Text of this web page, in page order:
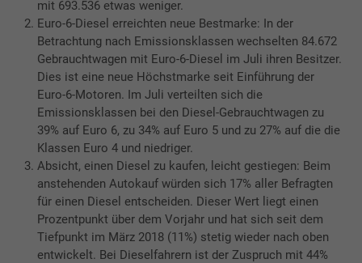
mit 693.536 etwas weniger.
Euro-6-Diesel erreichten neue Bestmarke: In der
Betrachtung nach Emissionsklassen wechselten 84.672
Gebrauchtwagen mit Euro-6-Diesel im Juli ihren Besitzer.
Dies ist eine neue Höchstmarke seit Einführung der
Euro-6-Motoren. Im Juli verteilten sich die
Emissionsklassen bei den Diesel-Gebrauchtwagen zu
39% auf Euro 6, zu 34% auf Euro 5 und zu 27% auf die die
Klassen Euro 4 und niedriger.
Absicht, einen Diesel zu kaufen, leicht gestiegen: Beim
anstehenden Autokauf würden sich 17% aller Befragten
für einen Diesel entscheiden. Dieser Wert liegt einen
Prozentpunkt über dem Vorjahr und hat sich seit dem
Tiefpunkt im März 2018 (11%) stetig wieder nach oben
entwickelt. Bei Dieselfahrern ist der Zuspruch mit 44%